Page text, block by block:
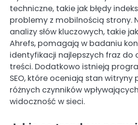
techniczne, takie jak błędy
problemy z mobilnością strony.
analizy słów kluczowych, takie
Ahrefs, pomagają w badaniu
identyfikacji najlepszych fraz do
treści. Dodatkowo istnieją
SEO, które oceniają stan witryny
różnych czynników
widoczność w sieci.